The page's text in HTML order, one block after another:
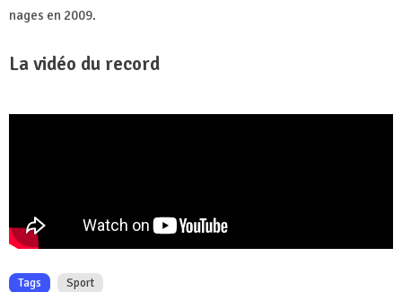
nages en 2009.
La vidéo du record
Tags Sport